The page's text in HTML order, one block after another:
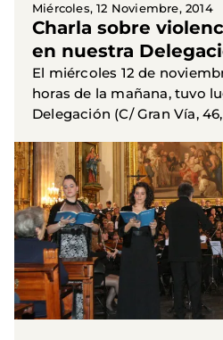
Miércoles, 12 Noviembre, 2014
Charla sobre
en nuestra
El miércoles 12 de
horas de la mañana, tuvo
Delegación (C/ Gran Vía,
Inmaculada Herrero...